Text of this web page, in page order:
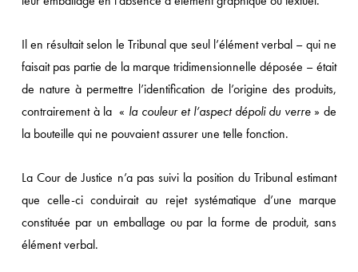
Il en résultait selon le Tribunal que seul l’élément verbal – qui ne
faisait pas partie de la marque tridimensionnelle déposée – était
de nature à permettre l’identification de l’origine des produits,
contrairement à la « la couleur et l’aspect dépoli du verre» de
la bouteille qui ne pouvaient assurer une telle fonction.
La Cour de Justice n’a pas suivi la position du Tribunal estimant
que celle-ci conduirait au rejet systématique d’une marque
constituée par un emballage ou par la forme de produit, sans
élément verbal.